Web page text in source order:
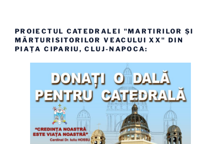
PROIECTUL CATEDRALEI "MARTIRILOR ȘI
MĂRTURISITORILOR VEACULUI XX" DIN
PIAȚA CIPARIU, CLUJ-NAPOCA: